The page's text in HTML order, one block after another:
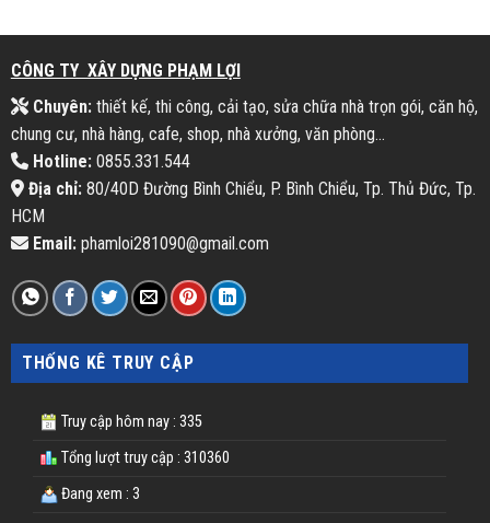
CÔNG TY XÂY DỰNG PHẠM LỢI
Chuyên:thiết kế, thi công, cải tạo, sửa chữa nhà trọn gói, căn hộ,
chung cư, nhà hàng, cafe, shop, nhà xưởng, văn phòng...
Hotline:0855.331.544
Địa chỉ:80/40D Đường Bình Chiểu, P. Bình Chiểu, Tp. Thủ Đức, Tp.
HCM
Email:phamloi281090@gmail.com
THỐNG KÊ TRUY CẬP
Truy cập hôm nay : 335
Tổng lượt truy cập : 310360
Đang xem : 3